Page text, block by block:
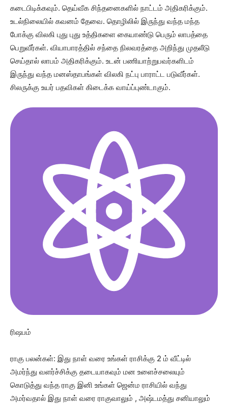
கடைபிடிக்கவும். தெய்வீக சிந்தனைகளில் நாட்டம் அதிகரிக்கும்.
உடல்நிலையில் கவனம் தேவை. தொழிலில் இருந்து வந்த மந்த
போக்கு விலகி புது புது உத்திகளை கையாண்டு பெரும் லாபத்தை
பெறுவீர்கள். வியாபாரத்தில் சந்தை நிலவரத்தை அறிந்து முதலீடு
செய்தால் லாபம் அதிகரிக்கும். உடன் பணியாற்றுபவர்களிடம்
இருந்து வந்த மனஸ்தாபங்கள் விலகி நட்பு பாராட்ட படுவீர்கள்.
சிலருக்கு உயர் பதவிகள் கிடைக்க வாய்ப்புண்டாகும்.
ரிஷபம்
ராகு பலன்கள்: இது நாள் வரை உங்கள் ராசிக்கு 2 ம் வீட்டில்
அமர்ந்து வளர்ச்சிக்கு தடையாகவும் மன உளைச்சலையும்
கொடுத்து வந்த ராகு இனி உங்கள் ஜென்ம ராசியில் வந்து
அமர்வதால் இது நாள் வரை ராகுவாலும் , அஷ்டமத்து சனியாலும்